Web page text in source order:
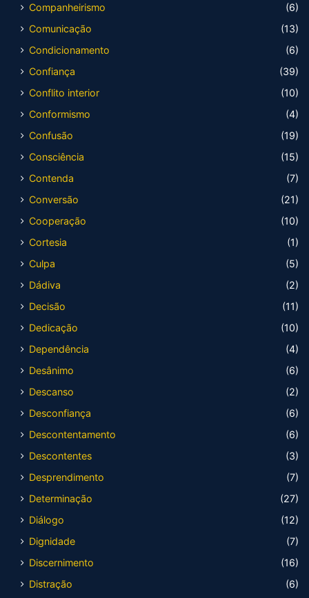
Companheirismo
(6)
Comunicação
(13)
Condicionamento
(6)
Confiança
(39)
Conflito interior
(10)
Conformismo
(4)
Confusão
(19)
Consciência
(15)
Contenda
(7)
Conversão
(21)
Cooperação
(10)
Cortesia
(1)
Culpa
(5)
Dádiva
(2)
Decisão
(11)
Dedicação
(10)
Dependência
(4)
Desânimo
(6)
Descanso
(2)
Desconfiança
(6)
Descontentamento
(6)
Descontentes
(3)
Desprendimento
(7)
Determinação
(27)
Diálogo
(12)
Dignidade
(7)
Discernimento
(16)
Distração
(6)